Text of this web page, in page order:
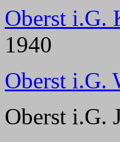
Oberst i.G.
1940
Oberst i.G.
Oberst i.G.